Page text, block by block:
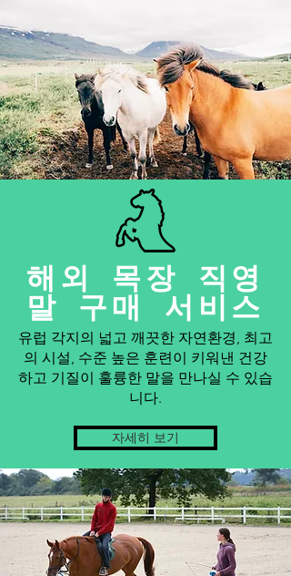
해외 목장 직영
말 구매 서비스
유럽 각지의 넓고 깨끗한 자연환경, 최고
의 시설, 수준 높은 훈련이 키워낸 건강
하고 기질이 훌륭한 말을 만나실 수 있습
니다.
자세히 보기